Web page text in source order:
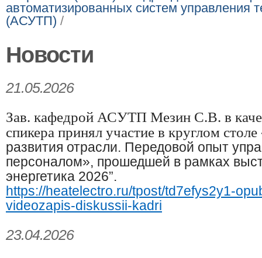
автоматизированных систем управления
(АСУТП) /
Новости
21.05.2026
Зав. кафедрой АСУТП Мезин С.В.​ в
спикера принял участие в круглом столе
развития отрасли. Передовой опыт
персоналом», прошедшей в рамках
энергетика 2026”.
https://heatelectro.ru/tpost/td7efys2y1-
videozapis-diskussii-kadri
23.04.2026